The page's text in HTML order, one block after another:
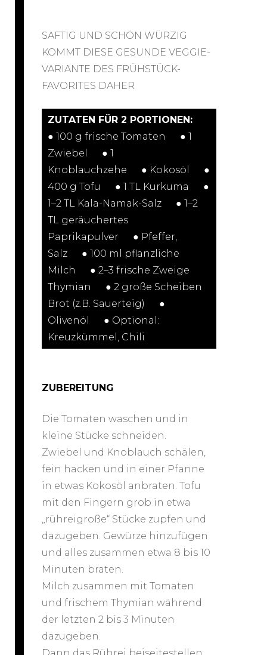
SAFTIG UND SCHÖN WÜRZIG
KOMMT DIESE GESUNDE VEGGIE-
VARIANTE DES FRÜHSTÜCK-
FAVORITES DAHER
ZUTATEN FÜR 2 PORTIONEN:
● 100 g frische Tomaten⠀⠀● 1
Zwiebel⠀⠀● 1
Knoblauchzehe⠀⠀● Kokosöl⠀⠀●
400 g Tofu⠀⠀● 1 TL Kurkuma⠀⠀●
1–2 TL Kala-Namak-Salz⠀⠀● 1–2
TL geräuchertes
Paprikapulver⠀⠀● Pfeffer,
Salz⠀⠀● 100 ml pflanzliche
Milch⠀⠀● 2–3 frische Zweige
Thymian⠀⠀● 2 große Scheiben
Brot (z.B. Sauerteig)⠀⠀●
Olivenöl⠀⠀● Optional:
Kreuzkümmel, Chili
ZUBEREITUNG
Die Tomaten waschen und in
kleine Stücke schneiden.
Zwiebel und Knoblauch schälen,
fein hacken und in einer Pfanne
in etwas Kokosöl anbraten. Tofu
mit den Fingern grob in etwa
„rühreigroße“ Stücke zupfen und
dazugeben. Gewürze hinzufügen
und alles zusammen etwa 8 bis 10
Minuten braten.
Milch zusammen mit Tomaten
und frischem Thymian während
der letzten 2 bis 3 Minuten
dazugeben.